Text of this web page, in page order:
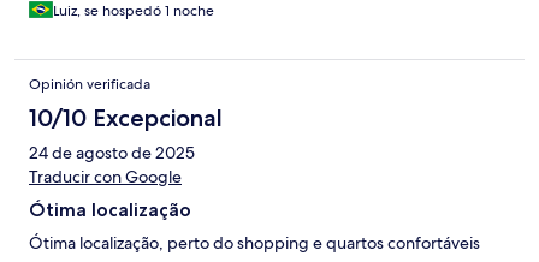
Luiz, se hospedó 1 noche
Opinión verificada
10/10 Excepcional
24 de agosto de 2025
Traducir con Google
Ótima localização
Ótima localização, perto do shopping e quartos confortáveis